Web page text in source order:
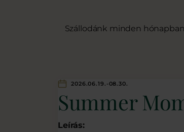
Szállodánk minden
2026.06.19.-08.30.
Summer
Leírás: